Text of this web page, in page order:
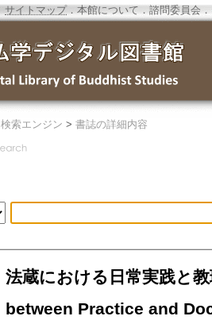
サイトマップ．本館について ． 諮問委員会 ．
検索エンジン > 書誌の詳細内容
法蔵における日常実践と
between Practice and